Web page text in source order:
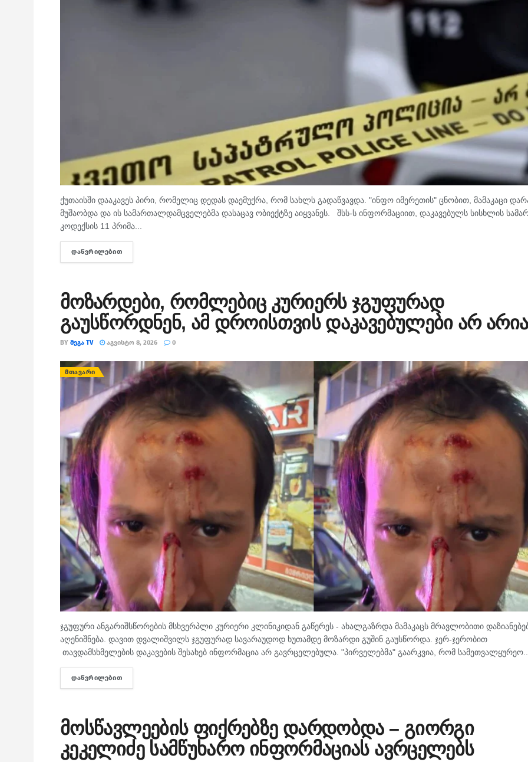
ქუთაისში დააკავეს პირი, რომელიც დედას დაემუქრა, რომ სახლს გადაწვავდა. "ინფო იმერეთის" ცნობით, მამაკაცი
მუშაობდა და ის სამართალდამცველებმა დასაცავ ობიექტზე აიყვანეს. შსს-ს ინფორმაციით, დაკავებულს სისხლის
კოდექსის 11 პრიმა...
ᲓᲐᲬᲕᲠᲘᲚᲔᲑᲘᲗ
მოზარდები, რომლებიც კურიერს ჯგუფურად
გაუსწორდნენ, ამ დროისთვის დაკავებულები არ
BY ᲛᲔᲒᲐ TV ᲐᲒᲕᲘᲡᲢᲝ 8, 2026 0
ᲛᲗᲐᲕᲐᲠᲘ
ჯგუფური ანგარიშსწორების მსხვერპლი კურიერი კლინიკიდან გაწერეს - ახალგაზრდა მამაკაცს მრავლობითი
აღენიშნება. დავით დვალიშვილს ჯგუფურად სავარაუდოდ ხუთამდე მოზარდი გუშინ გაუსწორდა. ჯერ-ჯერობით
თავდამსხმელების დაკავების შესახებ ინფორმაცია არ გავრცელებულა. "პირველებმა" გაარკვია, რომ
ᲓᲐᲬᲕᲠᲘᲚᲔᲑᲘᲗ
მოსწავლეების ფიქრებზე დარდობდა – გიორგი
კეკელიძე სამწუხარო ინფორმაციას ავრცელებს